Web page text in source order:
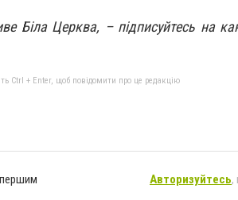
Біла Церква, – підписуйтесь на
Ctrl + Enter, щоб повідомити про це редакцію
першим Авторизуйтесь,